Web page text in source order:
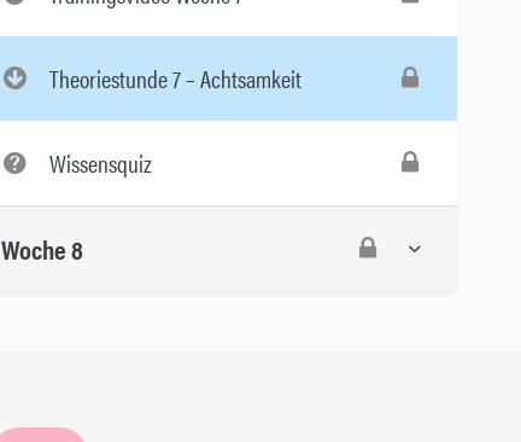
Theoriestunde 7 – Achtsamkeit
Wissensquiz
Woche 8